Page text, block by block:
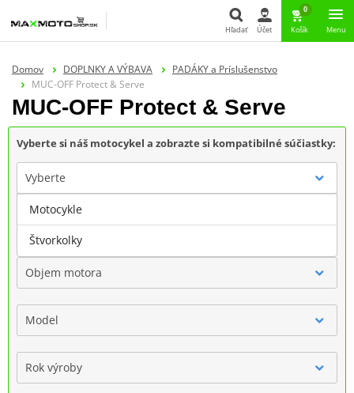
Hľadať Účet
0
Košík Menu
Domov DOPLNKY A VÝBAVA
PADÁKY a Príslušenstvo
MUC-OFF Protect & Serve
MUC-OFF Protect & Serve
Vyberte si náš motocykel a zobrazte si kompatibilné súčiastky:
Vyberte
Značka
Objem motora
Model
Rok výroby
Motocykle
Štvorkolky